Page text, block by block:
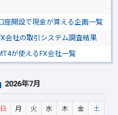
座開設で現金が貰える企画一覧
会社の取引システム調査結果
が使えるFX会社一覧
2026年7月
日 月 火 水 木 金
土